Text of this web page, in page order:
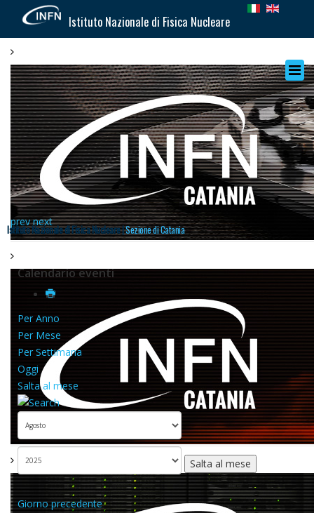
Istituto Nazionale di Fisica Nucleare
prev next
Istituto Nazionale di Fisica Nucleare |Sezione di Catania
Calendario eventi
Per Anno
Per Mese
Per Settimana
Oggi
Salta al mese
Salta al mese
Giorno precedente